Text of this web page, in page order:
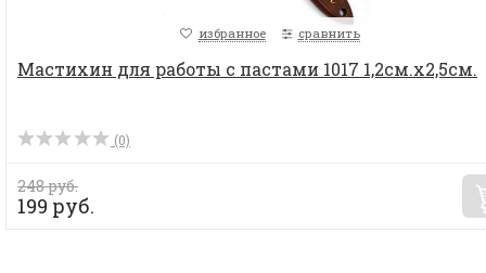
избранное сравнить
Мастихин для работы с пастами 1017 1,2см.x2,5см.
(0)
248 руб.
199 руб.